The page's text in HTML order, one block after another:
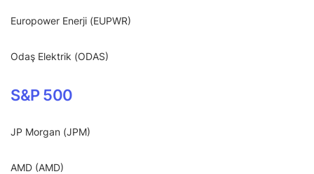
Europower Enerji (EUPWR)
Odaş Elektrik (ODAS)
S&P 500
JP Morgan (JPM)
AMD (AMD)